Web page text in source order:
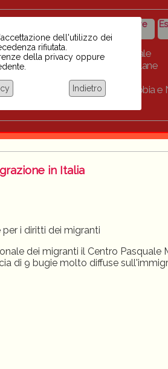
iniziative
Storico iniziative
BINARI Biblioteca digitale
2023-2024
Link Collane
Chi siamo
contro Razzismo, Xenofobia e
dell'utilizzo dei
rifiutata.
della privacy oppure
Indietro
in Italia
i diritti dei migranti
dei migranti il Centro Pasquale
di 9 bugie molto diffuse